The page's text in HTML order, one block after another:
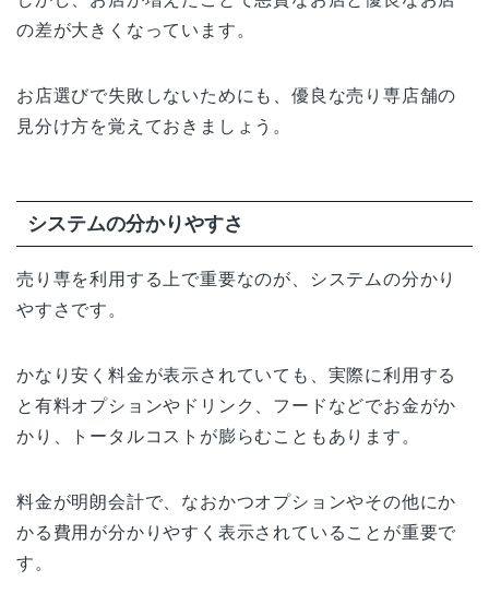
の差が大きくなっています。
お店選びで失敗しないためにも、優良な売り専店舗の
見分け方を覚えておきましょう。
システムの分かりやすさ
売り専を利用する上で重要なのが、システムの分かり
やすさです。
かなり安く料金が表示されていても、実際に利用する
と有料オプションやドリンク、フードなどでお金がか
かり、トータルコストが膨らむこともあります。
料金が明朗会計で、なおかつオプションやその他にか
かる費用が分かりやすく表示されていることが重要で
す。